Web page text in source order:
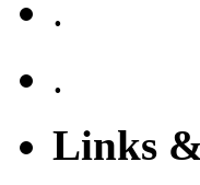
.
.
Links